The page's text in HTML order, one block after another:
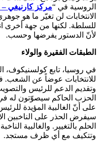
الروسية في “مركز كارنيغي –
الانتخابات لن تغيّر ما هو
للسلطة. لكنها من جهة أخرى
لأنّ الدستور يفرضها وحسب.
الطبقات الفقيرة والولاء
في روسيا، تابع كولسنيكوف،
للانتخابات عوضاً عن الشعب.
وتقديم الدعم للرئيس
الحزب الحاكم سيصوّتون له
على أنّ الغالبية المؤيدة
سيفرض الحذر على الناخبين
الحلم بالتغيير. والغالبية
وتتكيف مع أي ظرف مستجد.